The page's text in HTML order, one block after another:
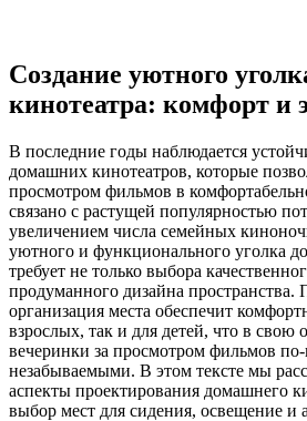
Создание уютного
кинотеатра: комфорт и
В последние годы наблюдается
домашних кинотеатров, которые
просмотром фильмов в
связано с растущей популярностью
увеличением числа семейных
уютного и функционального уголка
требует не только выбора
продуманного дизайна пространства.
организация места обеспечит
взрослых, так и для детей, что в свою
вечеринки за просмотром фильмов
незабываемыми. В этом тексте мы
аспекты проектирования домашнего
выбор мест для сидения, освещение и